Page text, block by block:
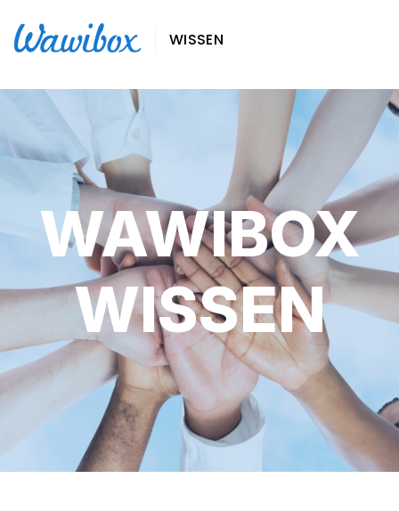
WISSEN
WAWIBOX
WISSEN